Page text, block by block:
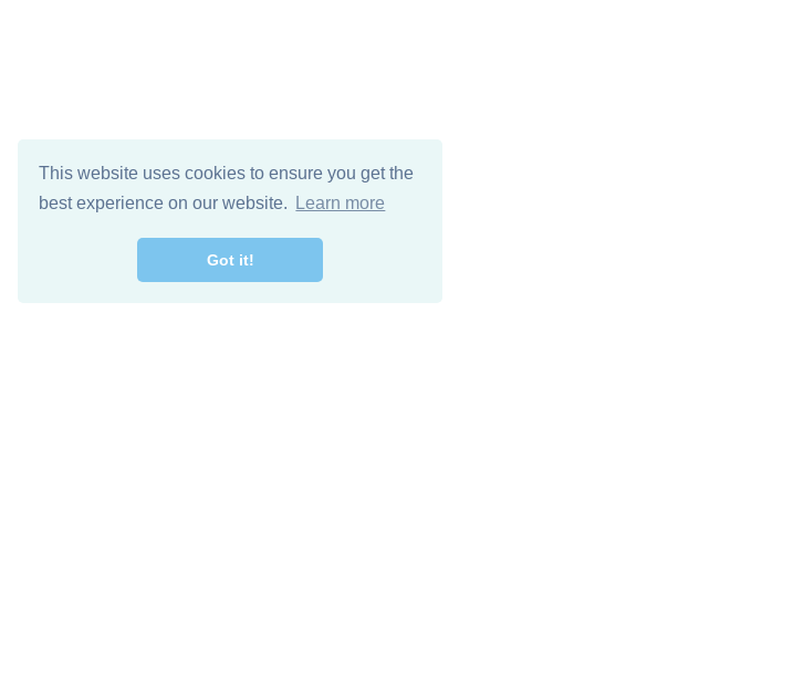
This website uses cookies to ensure you get the
best experience on our website.
Learn more
Got it!